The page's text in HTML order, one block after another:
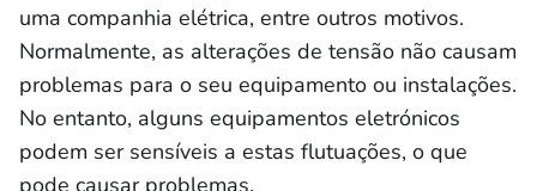
uma companhia elétrica, entre outros motivos.
Normalmente, as alterações de tensão não causam
problemas para o seu equipamento ou instalações.
No entanto, alguns equipamentos eletrónicos
podem ser sensíveis a estas flutuações, o que
pode causar problemas.